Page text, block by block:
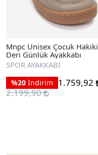
Mnpc Unisex Çocuk Hakiki
Deri Günlük Ayakkabı
SPOR AYAKKABI
%20 İndirim
1.759,92
2.199,90